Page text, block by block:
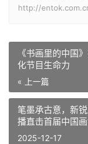
http://
《书画里的中国
化节目生命力
« 上一篇
笔墨承古意，新
播直击首届中国
2025-12-17